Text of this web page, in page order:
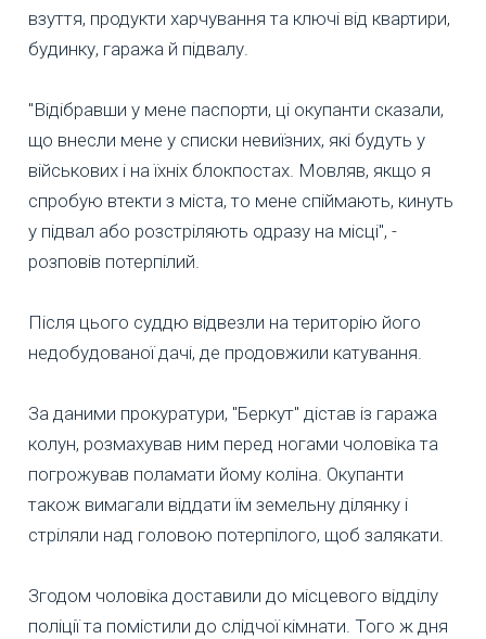
взуття, продукти харчування та ключі від квартири,
будинку, гаража й підвалу.
"Відібравши у мене паспорти, ці окупанти сказали,
що внесли мене у списки невиїзних, які будуть у
військових і на їхніх блокпостах. Мовляв, якщо я
спробую втекти з міста, то мене спіймають, кинуть
у підвал або розстріляють одразу на місці", -
розповів потерпілий.
Після цього суддю відвезли на територію його
недобудованої дачі, де продовжили катування.
За даними прокуратури, "Беркут" дістав із гаража
колун, розмахував ним перед ногами чоловіка та
погрожував поламати йому коліна. Окупанти
також вимагали віддати їм земельну ділянку і
стріляли над головою потерпілого, щоб залякати.
Згодом чоловіка доставили до місцевого відділу
поліції та помістили до слідчої кімнати. Того ж дня